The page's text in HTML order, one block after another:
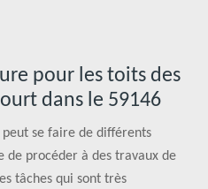
pour les toits des
dans le 59146
se faire de différents
de procéder à des travaux de
tâches qui sont très